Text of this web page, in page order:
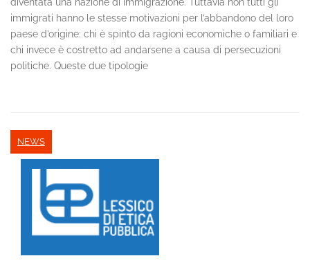
immigrati hanno le stesse motivazioni per l’abbandono del loro
paese d’origine: chi è spinto da ragioni economiche o familiari e
chi invece è costretto ad andarsene a causa di persecuzioni
politiche. Queste due tipologie
NEWS